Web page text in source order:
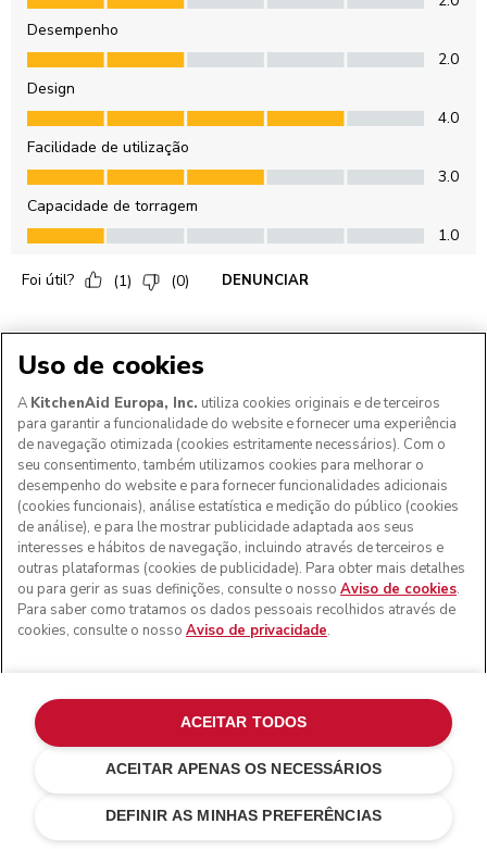
Porcelain white
€ 149,25
€ 199,00
Poupar nos
Uso de cookies
A KitchenAid Europa, Inc. utiliza cookies originais e de terceiros
para garantir a funcionalidade do website e fornecer uma experiência
de navegação otimizada (cookies estritamente necessários). Com o
seu consentimento, também utilizamos cookies para melhorar o
desempenho do website e para fornecer funcionalidades adicionais
(cookies funcionais), análise estatística e medição do público (cookies
de análise), e para lhe mostrar publicidade adaptada aos seus
interesses e hábitos de navegação, incluindo através de terceiros e
outras plataformas (cookies de publicidade). Para obter mais detalhes
ou para gerir as suas definições, consulte o nosso Aviso de cookies.
Para saber como tratamos os dados pessoais recolhidos através de
cookies, consulte o nosso Aviso de privacidade.
DEFINIR AS MINHAS PREFERÊNCIAS
ACEITAR APENAS OS NECESSÁRIOS
ACEITAR TODOS